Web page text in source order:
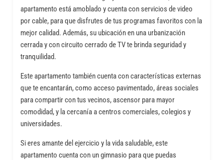
apartamento está amoblado y cuenta con servicios de video
por cable, para que disfrutes de tus programas favoritos con la
mejor calidad. Además, su ubicación en una urbanización
cerrada y con circuito cerrado de TV te brinda seguridad y
tranquilidad.
Este apartamento también cuenta con características externas
que te encantarán, como acceso pavimentado, áreas sociales
para compartir con tus vecinos, ascensor para mayor
comodidad, y la cercanía a centros comerciales, colegios y
universidades.
Si eres amante del ejercicio y la vida saludable, este
apartamento cuenta con un gimnasio para que puedas